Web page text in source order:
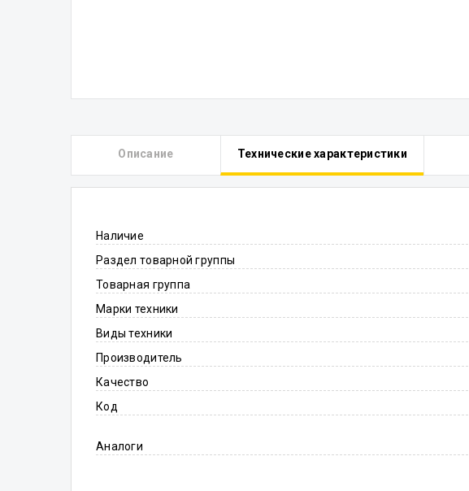
Описание Технические характеристики
Наличие
Раздел товарной группы
Товарная группа
Марки техники
Виды техники
Производитель
Качество
Код
Аналоги